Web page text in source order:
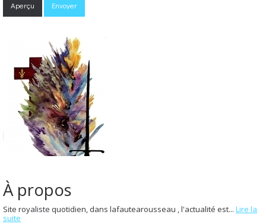
À propos
Site royaliste quotidien, dans lafautearousseau , l'actualité est... Lire la
suite